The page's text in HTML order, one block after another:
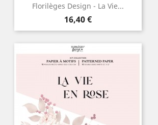
Florilèges Design - La Vie...
Prix
16,40 €